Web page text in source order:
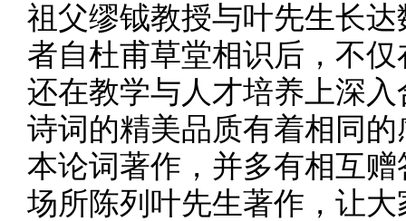
祖父缪钺教授与叶先生长
者自杜甫草堂相识后，不
还在教学与人才培养上深
诗词的精美品质有着相同
本论词著作，并多有相互
场所陈列叶先生著作，让